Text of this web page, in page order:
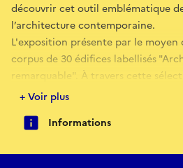
découvrir cet outil emblématique
l’architecture contemporaine.
L'exposition présente par le
corpus de 30 édifices labellisés
remarquable". À travers cette
diversité des projets, des courants
particularités typologiques d’un
+ Voir plus
Informations